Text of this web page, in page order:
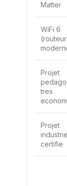
Matter
WiFi 6
Projet
tres
Projet
certifie